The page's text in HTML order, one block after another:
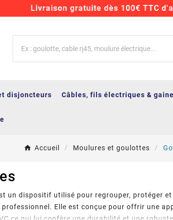
Livraison gratuite dès 100€ TTC
disjoncteurs Câbles, fils électriques &
Accueil Moulures et goulottes
un dispositif utilisé pour regrouper, protéger
Elle est conçue pour offrir une